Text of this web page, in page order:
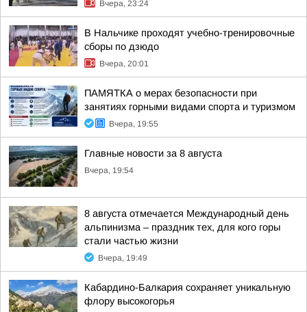
Вчера, 23:24
В Нальчике проходят учебно-тренировочные
сборы по дзюдо
Вчера, 20:01
ПАМЯТКА о мерах безопасности при
занятиях горными видами спорта и туризмом
Вчера, 19:55
Главные новости за 8 августа
Вчера, 19:54
8 августа отмечается Международный день
альпинизма – праздник тех, для кого горы
стали частью жизни
Вчера, 19:49
Кабардино-Балкария сохраняет уникальную
флору высокогорья